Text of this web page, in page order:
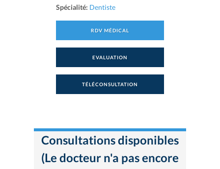
Spécialité: Dentiste
RDV MÉDICAL
EVALUATION
TÉLÉCONSULTATION
Consultations disponibles
(Le docteur n'a pas encore